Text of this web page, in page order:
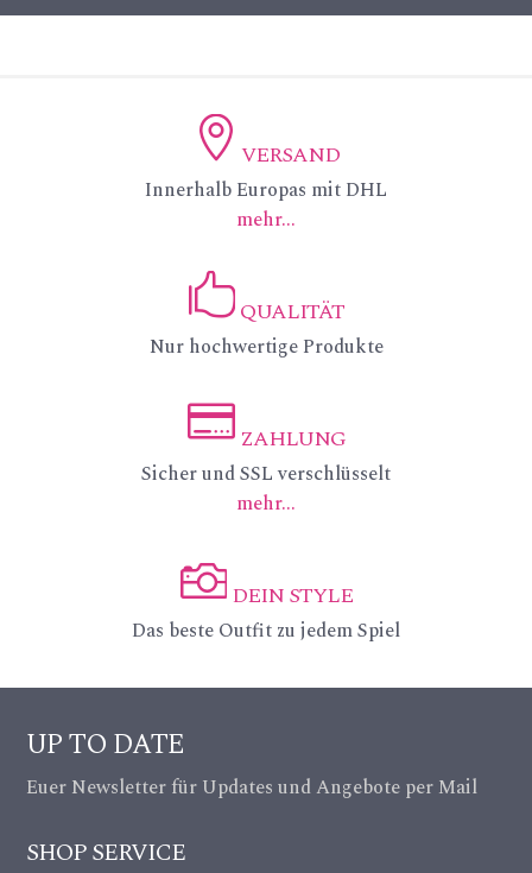
ic
on
_p
in
lt
ic
on
VERSAND
Innerhalb Europas mit DHL
mehr...
ic
on
_li
ke
on
QUALITÄT
Nur hochwertige Produkte
ic
_c
re
ic
ZAHLUNG
Sicher und SSL verschlüsselt
mehr...
ic
on
_c
a
DEIN STYLE
Das beste Outfit zu jedem Spiel
UP TO DATE
Euer Newsletter für Updates und Angebote per Mail
SHOP SERVICE